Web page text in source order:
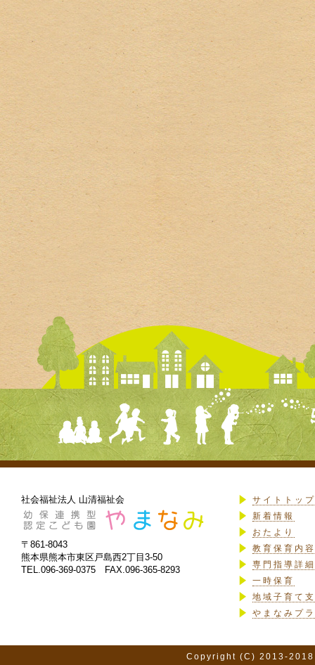
社会福祉法人 山清福祉会
〒861-8043
熊本県熊本市東区戸島西2丁目3-50
TEL.096-369-0375 FAX.096-365-8293
サイトトップ
新着情報
おたより
教育保育内
専門指導詳細
一時保育
地域子育て
やまなみプ
Copyright (C) 2013-